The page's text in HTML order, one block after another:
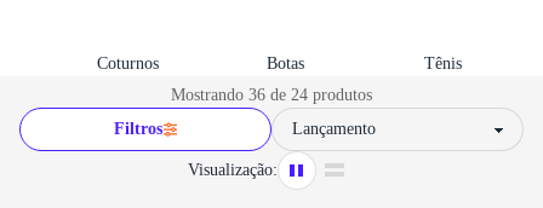
Coturnos Botas
Tênis
Mostrando 36 de 24 produtos
Filtros
Sort by
Visualização: